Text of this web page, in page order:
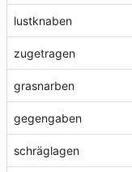
lustknaben
zugetragen
grasnarben
gegengaben
schräglagen